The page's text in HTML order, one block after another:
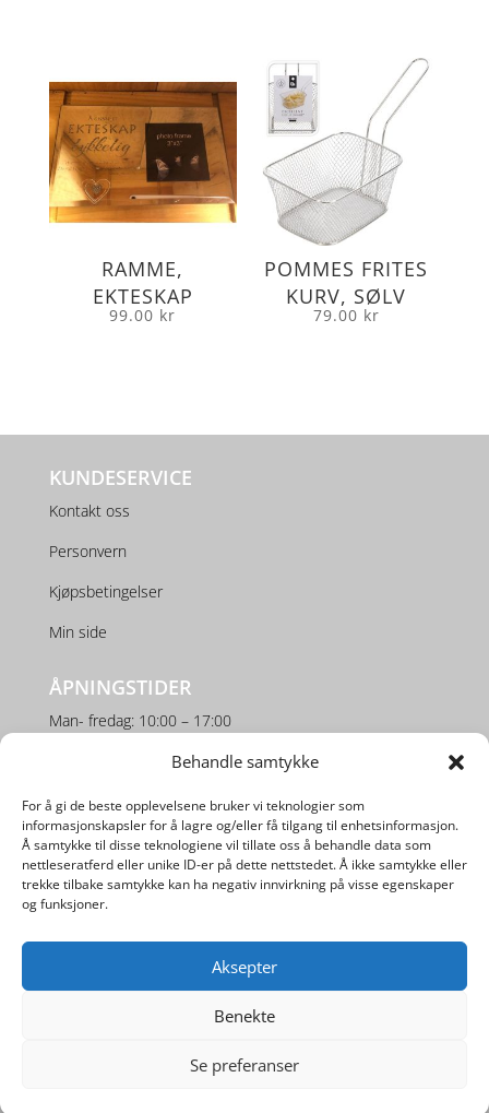
Behandle samtykke
For å gi de beste opplevelsene bruker vi teknologier som
informasjonskapsler for å lagre og/eller få tilgang til enhetsinformasjon.
Å samtykke til disse teknologiene vil tillate oss å behandle data som
nettleseratferd eller unike ID-er på dette nettstedet. Å ikke samtykke eller
trekke tilbake samtykke kan ha negativ innvirkning på visse egenskaper
og funksjoner.
Aksepter
Benekte
Se preferanser
RAMME,
EKTESKAP
99.00 kr
POMMES FRITES
KURV, SØLV
79.00 kr
KUNDESERVICE
Kontakt oss
Personvern
Kjøpsbetingelser
Min side
ÅPNINGSTIDER
Man- fredag: 10:00 – 17:00
Lørdag: 10:00 – 16:00
SOSIALE MEDIER
Utviklet avDigipos AS